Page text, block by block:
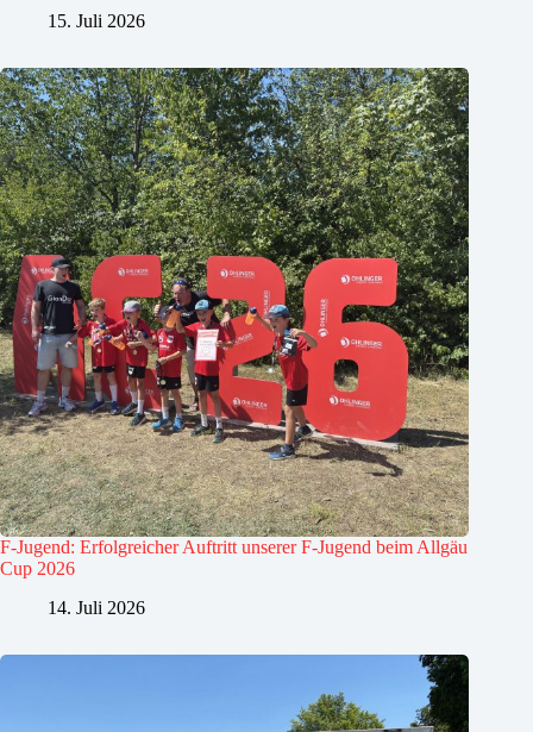
15. Juli 2026
F-Jugend: Erfolgreicher Auftritt unserer F-Jugend beim Allgäu
Cup 2026
14. Juli 2026